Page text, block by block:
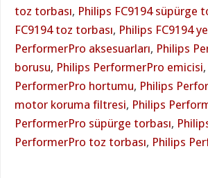
toz torbası, Philips FC9194 süpürge
FC9194 toz torbası, Philips FC9194
PerformerPro aksesuarları, Philips
borusu, Philips PerformerPro emicisi,
PerformerPro hortumu, Philips
motor koruma filtresi, Philips
PerformerPro süpürge torbası,
PerformerPro toz torbası, Philips